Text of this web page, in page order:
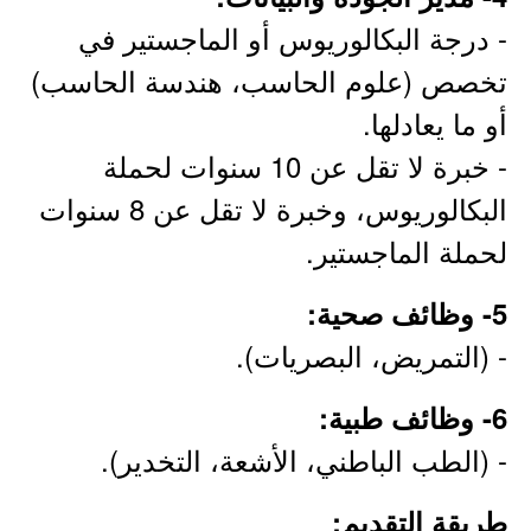
- درجة البكالوريوس أو الماجستير في
تخصص (علوم الحاسب، هندسة الحاسب)
أو ما يعادلها.
- خبرة لا تقل عن 10 سنوات لحملة
البكالوريوس، وخبرة لا تقل عن 8 سنوات
لحملة الماجستير.
5- وظائف صحية:
- (التمريض، البصريات).
6- وظائف طبية:
- (الطب الباطني، الأشعة، التخدير).
طريقة التقديم: